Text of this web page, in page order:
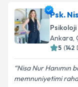
Psk.
Psikoloji
Ankara,
5 (142
Nisa Nur Hanımın
memnuniyetimi